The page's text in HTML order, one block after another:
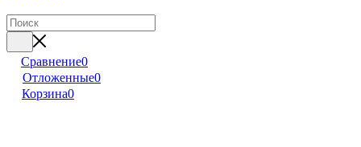
Сравнение0
Отложенные0
Корзина0